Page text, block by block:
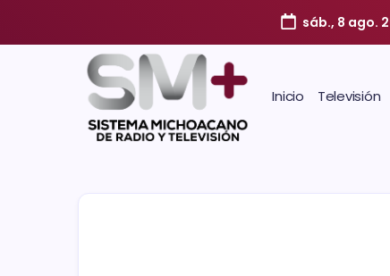
sáb., 8 ago.
Inicio Televisión